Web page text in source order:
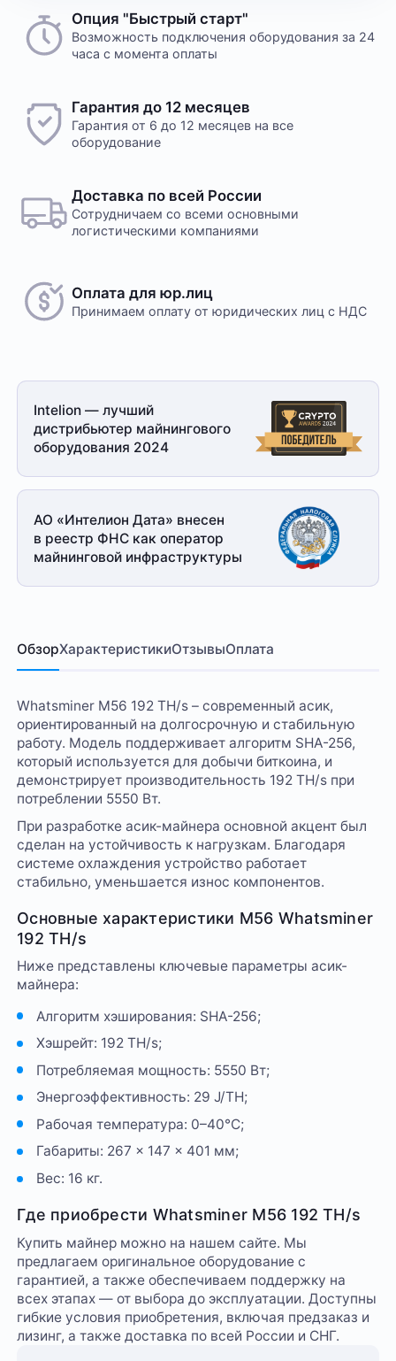
Опция "Быстрый старт"
Возможность подключения оборудования за 24
часа с момента оплаты
Гарантия до 12 месяцев
Гарантия от 6 до 12 месяцев на все
оборудование
Доставка по всей России
Сотрудничаем со всеми основными
логистическими компаниями
Оплата для юр.лиц
Принимаем оплату от юридических лиц с НДС
Intelion — лучший
дистрибьютер майнингового
оборудования 2024
АО «Интелион Дата» внесен
в реестр ФНС как оператор
майнинговой инфраструктуры
ОбзорХарактеристикиОтзывыОплата
Whatsminer M56 192 TH/s – современный асик,
ориентированный на долгосрочную и стабильную
работу. Модель поддерживает алгоритм SHA-256,
который используется для добычи биткоина, и
демонстрирует производительность 192 TH/s при
потреблении 5550 Вт.
При разработке асик-майнера основной акцент был
сделан на устойчивость к нагрузкам. Благодаря
системе охлаждения устройство работает
стабильно, уменьшается износ компонентов.
Основные характеристики M56 Whatsminer
192 TH/s
Ниже представлены ключевые параметры асик-
майнера:
Алгоритм хэширования: SHA-256;
Хэшрейт: 192 TH/s;
Потребляемая мощность: 5550 Вт;
Энергоэффективность: 29 J/TH;
Рабочая температура: 0–40°C;
Габариты: 267 × 147 × 401 мм;
Вес: 16 кг.
Где приобрести Whatsminer M56 192 TH/s
Купить майнер можно на нашем сайте. Мы
предлагаем оригинальное оборудование с
гарантией, а также обеспечиваем поддержку на
всех этапах — от выбора до эксплуатации. Доступны
гибкие условия приобретения, включая предзаказ и
лизинг, а также доставка по всей России и СНГ.